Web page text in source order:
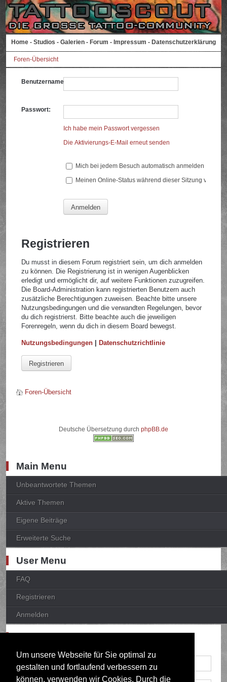
Um unsere Webseite für Sie optimal zu
gestalten und fortlaufend verbessern zu
können, verwenden wir Cookies. Durch die
Home - Studios - Galerien - Forum - Impressum - Datenschutzerklärung
Foren-Übersicht
Benutzername:
Passwort:
Ich habe mein Passwort vergessen
Die Aktivierungs-E-Mail erneut senden
Mich bei jedem Besuch automatisch anmelden
Meinen Online-Status während dieser Sitzung
Registrieren
Du musst in diesem Forum registriert sein, um dich anmelden
zu können. Die Registrierung ist in wenigen Augenblicken
erledigt und ermöglicht dir, auf weitere Funktionen zuzugreifen.
Die Board-Administration kann registrierten Benutzern auch
zusätzliche Berechtigungen zuweisen. Beachte bitte unsere
Nutzungsbedingungen und die verwandten Regelungen, bevor
du dich registrierst. Bitte beachte auch die jeweiligen
Forenregeln, wenn du dich in diesem Board bewegst.
Nutzungsbedingungen |Datenschutzrichtlinie
Registrieren
Foren-Übersicht
Deutsche Übersetzung durch phpBB.de
Main Menu
Unbeantwortete Themen
Aktive Themen
Eigene Beiträge
Erweiterte Suche
User Menu
FAQ
Registrieren
Anmelden